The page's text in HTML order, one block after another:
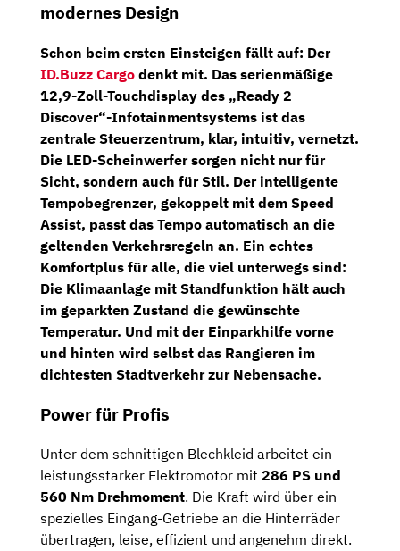
modernes Design
Schon beim ersten Einsteigen fällt auf: Der
ID.Buzz Cargo denkt mit. Das serienmäßige
12,9-Zoll-Touchdisplay des „Ready 2
Discover“-Infotainmentsystems ist das
zentrale Steuerzentrum, klar, intuitiv, vernetzt.
Die LED-Scheinwerfersorgen nicht nur für
Sicht, sondern auch für Stil. Der intelligente
Tempobegrenzer, gekoppelt mit dem Speed
Assist, passt das Tempo automatisch an die
geltenden Verkehrsregeln an. Ein echtes
Komfortplus für alle, die viel unterwegs sind:
Die Klimaanlage mit Standfunktion hält auch
im geparkten Zustand die gewünschte
Temperatur. Und mit der Einparkhilfe vorne
und hinten wird selbst das Rangieren im
dichtesten Stadtverkehr zur Nebensache.
Power für Profis
Unter dem schnittigen Blechkleid arbeitet ein
leistungsstarker Elektromotor mit 286 PS und
560 Nm Drehmoment. Die Kraft wird über ein
spezielles Eingang-Getriebe an die Hinterräder
übertragen, leise, effizient und angenehm direkt.